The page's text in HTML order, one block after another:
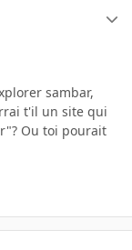
sambar,
t'il un site qui
Ou toi pourait